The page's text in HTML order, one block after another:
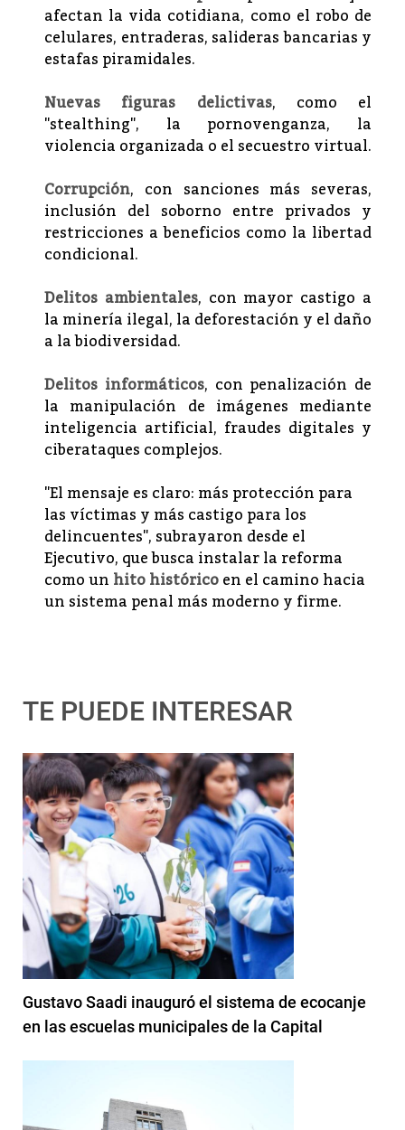
afectan la vida cotidiana, como el robo de
celulares, entraderas, salideras bancarias y
estafas piramidales.
Nuevas figuras delictivas, como el
"stealthing", la pornovenganza, la
violencia organizada o el secuestro virtual.
Corrupción, con sanciones más severas,
inclusión del soborno entre privados y
restricciones a beneficios como la libertad
condicional.
Delitos ambientales, con mayor castigo a
la minería ilegal, la deforestación y el daño
a la biodiversidad.
Delitos informáticos, con penalización de
la manipulación de imágenes mediante
inteligencia artificial, fraudes digitales y
ciberataques complejos.
"El mensaje es claro: más protección para
las víctimas y más castigo para los
delincuentes", subrayaron desde el
Ejecutivo, que busca instalar la reforma
como unhito históricoen el camino hacia
un sistema penal más moderno y firme.
TE PUEDE INTERESAR
Gustavo Saadi inauguró el sistema de ecocanje
en las escuelas municipales de la Capital